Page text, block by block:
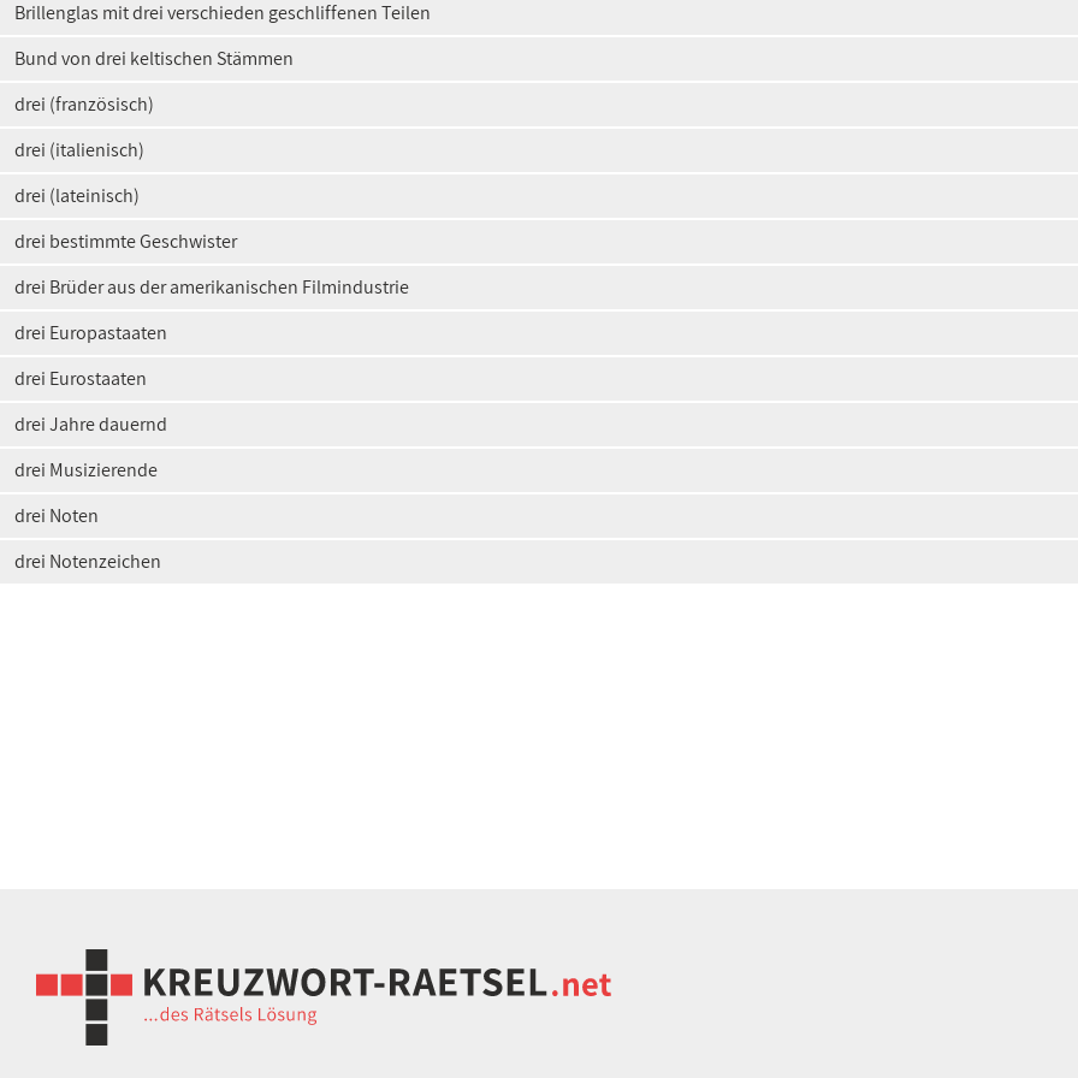
Brillenglas mit drei verschieden geschliffenen Teilen
Bund von drei keltischen Stämmen
drei (französisch)
drei (italienisch)
drei (lateinisch)
drei bestimmte Geschwister
drei Brüder aus der amerikanischen Filmindustrie
drei Europastaaten
drei Eurostaaten
drei Jahre dauernd
drei Musizierende
drei Noten
drei Notenzeichen